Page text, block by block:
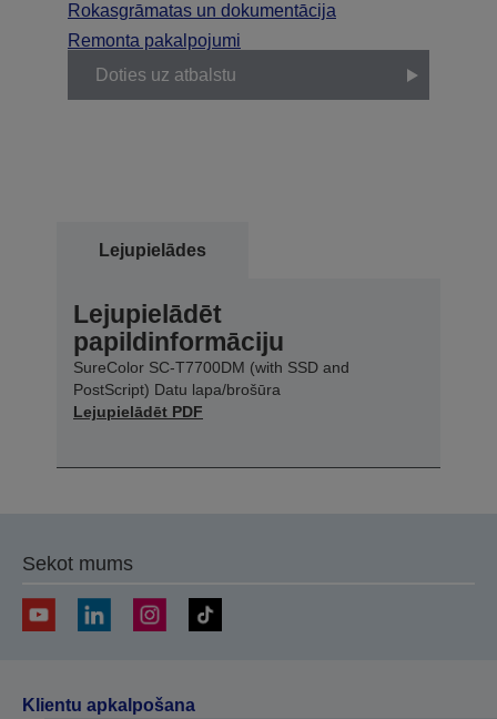
Rokasgrāmatas un dokumentācija
Remonta pakalpojumi
Doties uz atbalstu
Lejupielādes
Lejupielādēt
papildinformāciju
SureColor SC-T7700DM (with SSD and
PostScript) Datu lapa/brošūra
Lejupielādēt PDF
Sekot mums
Klientu apkalpošana